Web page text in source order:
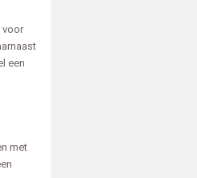
voor
een
met